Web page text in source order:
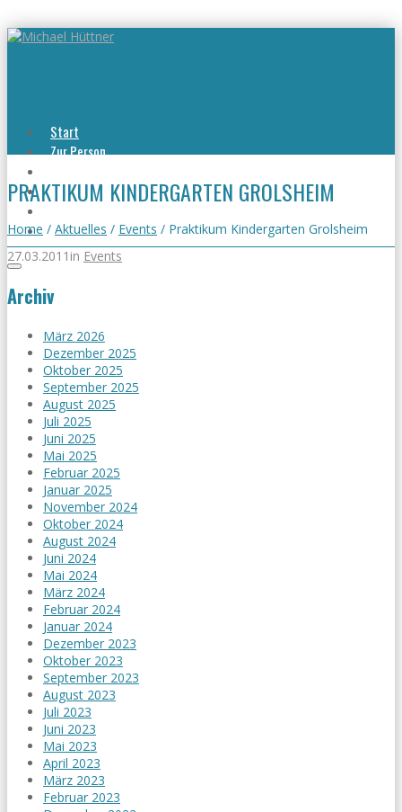
Start
Zur Person
Viel erreicht
Kontakt
PRAKTIKUM KINDERGARTEN GROLSHEIM
Home / Aktuelles / Events / Praktikum Kindergarten Grolsheim
27.03.2011 in Events
Archiv
März 2026
Dezember 2025
Oktober 2025
September 2025
August 2025
Juli 2025
Juni 2025
Mai 2025
Februar 2025
Januar 2025
November 2024
Oktober 2024
August 2024
Juni 2024
Mai 2024
März 2024
Februar 2024
Januar 2024
Dezember 2023
Oktober 2023
September 2023
August 2023
Juli 2023
Juni 2023
Mai 2023
April 2023
März 2023
Februar 2023